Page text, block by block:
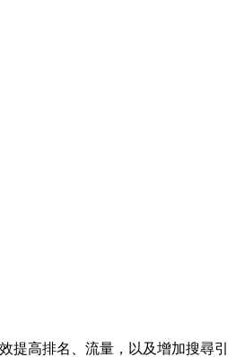
提高排名、流量，以及增加搜尋引